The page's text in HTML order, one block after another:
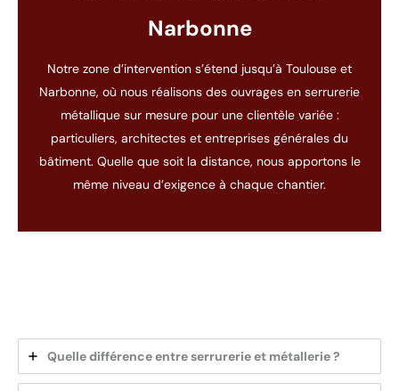
Narbonne
Notre zone d’intervention s’étend jusqu’à Toulouse et
Narbonne, où nous réalisons des ouvrages en serrurerie
métallique sur mesure pour une clientèle variée :
particuliers, architectes et entreprises générales du
bâtiment. Quelle que soit la distance, nous apportons le
même niveau d’exigence à chaque chantier.
Quelle différence entre serrurerie et métallerie ?